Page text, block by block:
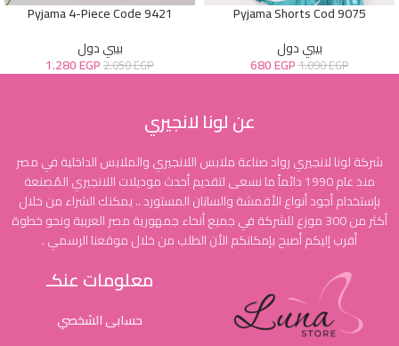
Pyjama Shorts Cod 9075
بيبي دول
1.090EGP
680EGP
Pyjama 4-Piece Code 9421
بيبي دول
2.050EGP
1.280EGP
عن لونا لانجيري
شركة لونا لانجيري رواد صناعة ملابس اللانجيري والملابس الداخلية في مصر
منذ عام 1990 دائماً ما نسعى لتقديم أحدث موديلات اللانجيري المُصنعة
بإستخدام أجود أنواع الأقمشة والساتان المستورد .. يمكنك الشراء من خلال
أكثر من 300 موزع للشركة في جميع أنحاء جمهورية مصر العربية ونحو خطوة
أقرب إليكم أصبح بإمكانكم الأن الطلب من خلال موقعنا الرسمي .
معلومات عنكـ
حسابى الشخصي